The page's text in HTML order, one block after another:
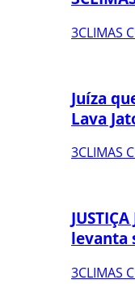
3CLIMAS
Juíza
Lava
3CLIMAS
levanta
3CLIMAS